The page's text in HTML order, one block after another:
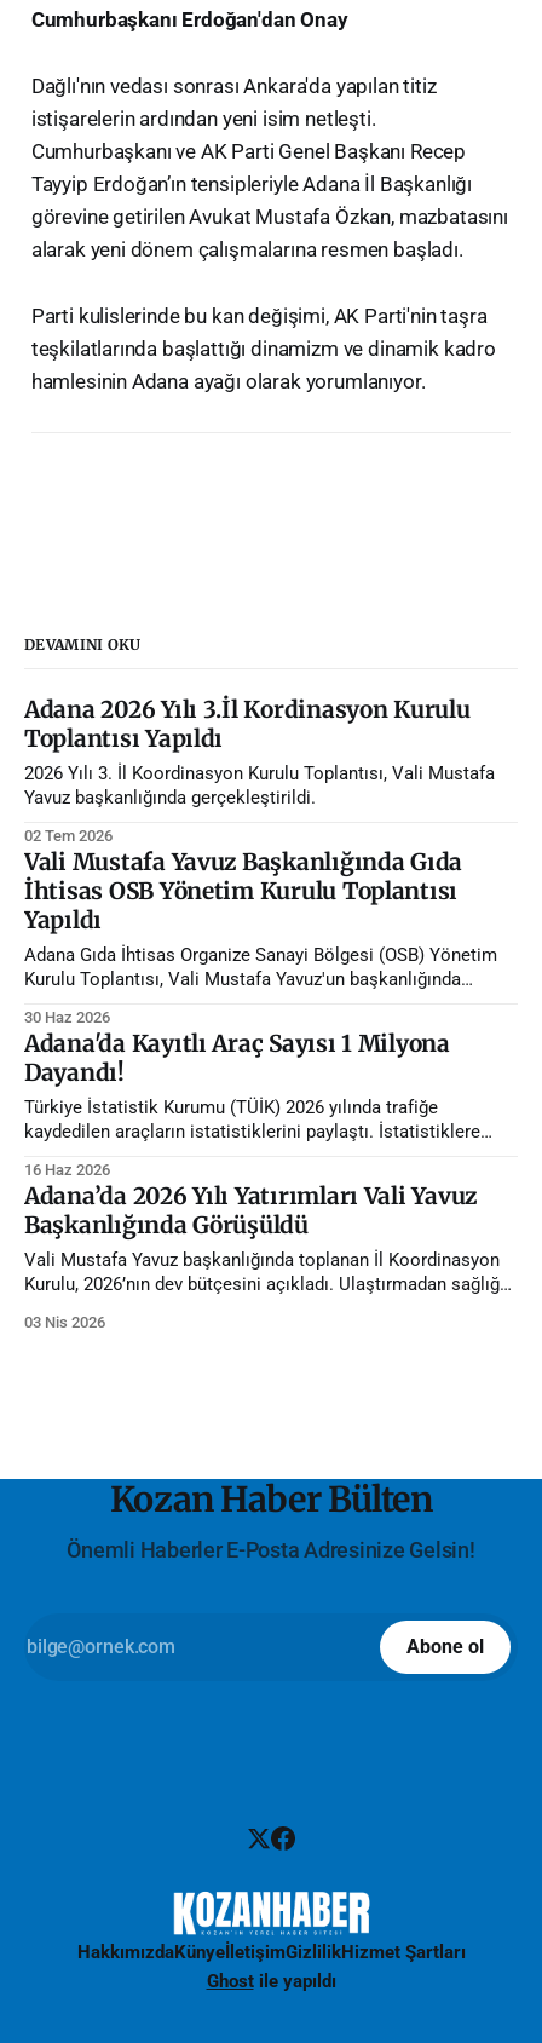
Cumhurbaşkanı Erdoğan'dan Onay
Dağlı'nın vedası sonrası Ankara'da yapılan titiz
istişarelerin ardından yeni isim netleşti.
Cumhurbaşkanı ve AK Parti Genel Başkanı Recep
Tayyip Erdoğan’ın tensipleriyle Adana İl Başkanlığı
görevine getirilen Avukat Mustafa Özkan, mazbatasını
alarak yeni dönem çalışmalarına resmen başladı.
Parti kulislerinde bu kan değişimi, AK Parti'nin taşra
teşkilatlarında başlattığı dinamizm ve dinamik kadro
hamlesinin Adana ayağı olarak yorumlanıyor.
DEVAMINI OKU
Adana 2026 Yılı 3.İl Kordinasyon Kurulu
Toplantısı Yapıldı
2026 Yılı 3. İl Koordinasyon Kurulu Toplantısı, Vali Mustafa
Yavuz başkanlığında gerçekleştirildi.
02 Tem 2026
Vali Mustafa Yavuz Başkanlığında Gıda
İhtisas OSB Yönetim Kurulu Toplantısı
Yapıldı
Adana Gıda İhtisas Organize Sanayi Bölgesi (OSB) Yönetim
Kurulu Toplantısı, Vali Mustafa Yavuz'un başkanlığında
30 Haz 2026
Adana'da Kayıtlı Araç Sayısı 1 Milyona
Dayandı!
Türkiye İstatistik Kurumu (TÜİK) 2026 yılında trafiğe
kaydedilen araçların istatistiklerini paylaştı. İstatistiklere
16 Haz 2026
Adana’da 2026 Yılı Yatırımları Vali Yavuz
Başkanlığında Görüşüldü
Vali Mustafa Yavuz başkanlığında toplanan İl Koordinasyon
Kurulu, 2026’nın dev bütçesini açıkladı. Ulaştırmadan sağlığa
hedefleri haberimizde!
03 Nis 2026
Kozan Haber Bülten
Önemli Haberler E-Posta Adresinize Gelsin!
Abone ol
HakkımızdaKünyeİletişimGizlilikHizmet Şartları
Ghostile yapıldı